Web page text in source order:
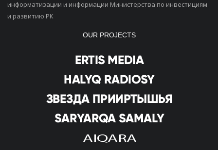
информатизации и информации Министерства по инвестициям
и развитию РК
OUR PROJECTS